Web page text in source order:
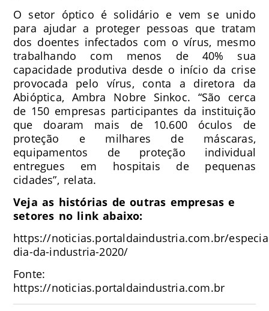
O setor óptico é solidário e vem se unido
para ajudar a proteger pessoas que tratam
dos doentes infectados com o vírus, mesmo
trabalhando com menos de 40% sua
capacidade produtiva desde o início da crise
provocada pelo vírus, conta a diretora da
Abióptica, Ambra Nobre Sinkoc. “São cerca
de 150 empresas participantes da instituição
que doaram mais de 10.600 óculos de
proteção e milhares de máscaras,
equipamentos de proteção individual
entregues em hospitais de pequenas
cidades”, relata.
Veja as histórias de outras empresas e
setores no link abaixo:
https://noticias.portaldaindustria.com.br/
dia-da-industria-2020/
Fonte:
https://noticias.portaldaindustria.com.br